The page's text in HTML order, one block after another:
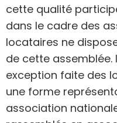
cette qualité
dans le cadre des
locataires ne
de cette assemblée.
exception faite des
une forme
association